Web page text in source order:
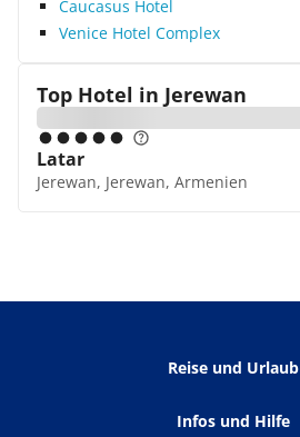
Caucasus Hotel
Venice Hotel Complex
Top Hotel in Jerewan
Latar
Jerewan, Jerewan, Armenien
Reise und Urlaub
Infos und Hilfe